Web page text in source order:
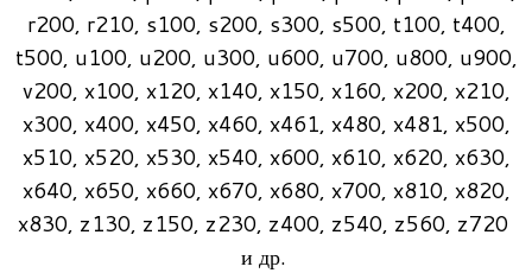
r200, r210, s100, s200, s300, s500, t100, t400,
t500, u100, u200, u300, u600, u700, u800, u900,
v200, x100, x120, x140, x150, x160, x200, x210,
x300, x400, x450, x460, x461, x480, x481, x500,
x510, x520, x530, x540, x600, x610, x620, x630,
x640, x650, x660, x670, x680, x700, x810, x820,
x830, z130, z150, z230, z400, z540, z560, z720
и др.